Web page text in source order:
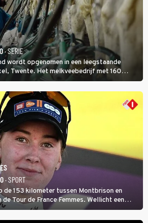
· SERIE
wordt opgenomen in een leegstaande
Twente. Het melkveebedrijf met 160
omdat het dicht bij een Natura 2000-gebied
een gevaarlijke veeziekte.
· SPORT
de 153 kilometer tussen Montbrison en
Tour de France Femmes. Wellicht een
die vorig jaar de witte trui won.